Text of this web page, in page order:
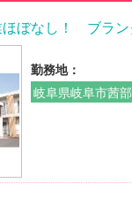
ぼなし！ ブラン
勤務地：
岐阜県岐阜市茜